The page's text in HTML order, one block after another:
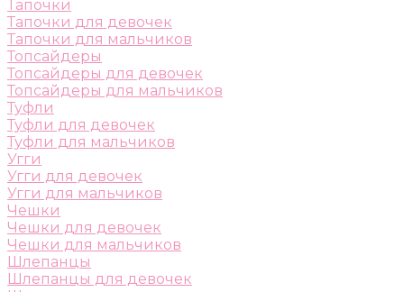
Тапочки
Тапочки для девочек
Тапочки для мальчиков
Топсайдеры
Топсайдеры для девочек
Топсайдеры для мальчиков
Туфли
Туфли для девочек
Туфли для мальчиков
Угги
Угги для девочек
Угги для мальчиков
Чешки
Чешки для девочек
Чешки для мальчиков
Шлепанцы
Шлепанцы для девочек